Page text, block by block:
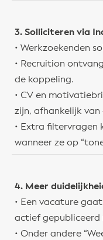
3. Solliciteren via
• Werkzoekenden
• Recruition
de koppeling.
• CV en
zijn, afhankelijk
• Extra filtervragen
wanneer ze op
4. Meer
• Een vacature
actief gepubliceerd
• Onder andere